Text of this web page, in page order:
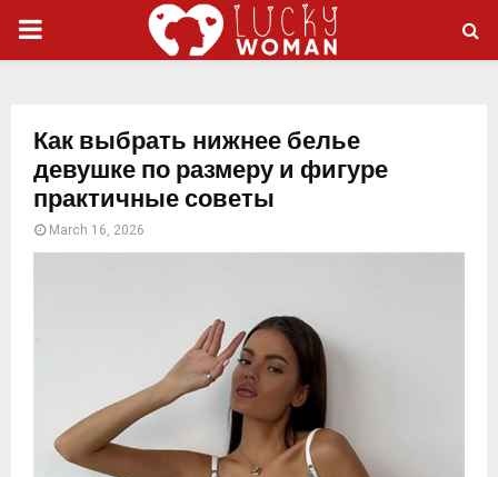
PRIMARY
Как выбрать нижнее белье
девушке по размеру и фигуре
практичные советы
March 16, 2026